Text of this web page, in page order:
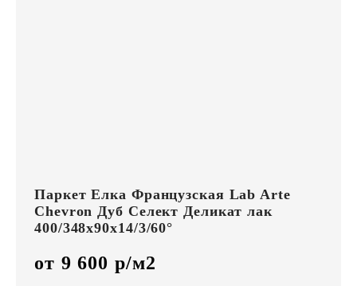
Паркет Елка Французская Lab Arte
Chevron Дуб Селект Деликат лак
400/348х90х14/3/60°
от 9 600 р/м2